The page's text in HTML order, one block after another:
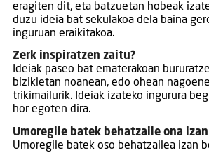
eragiten dit, eta batzuetan hobeak
duzu ideia bat sekulakoa dela baina
inguruan eraikitakoa.
Zerk inspiratzen zaitu?
Ideiak paseo bat ematerakoan
bizikletan noanean, edo ohean
trikimailurik. Ideiak izateko ingurura
hor egoten dira.
Umoregile batek behatzaile ona
Umoregile batek oso behatzailea izan